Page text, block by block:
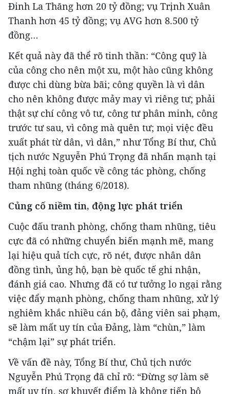
Đinh La Thăng hơn 20 tỷ đồng; vụ Trịnh Xuân
Thanh hơn 45 tỷ đồng; vụ AVG hơn 8.500 tỷ
đồng…
Kết quả này đã thể rõ tinh thần: “Công quỹ là
của công cho nên một xu, một hào cũng không
được chi dùng bừa bãi; công quyền là vì dân
cho nên không được mảy may vì riêng tư; phải
thật sự chí công vô tư, công tư phân minh, công
trước tư sau, vì công mà quên tư; mọi việc đều
xuất phát từ dân, vì dân,” như Tổng Bí thư, Chủ
tịch nước Nguyễn Phú Trọng đã nhấn mạnh tại
Hội nghị toàn quốc về công tác phòng, chống
tham nhũng (tháng 6/2018).
Củng cố niềm tin, động lực phát triển
Cuộc đấu tranh phòng, chống tham nhũng, tiêu
cực đã có những chuyển biến mạnh mẽ, mang
lại hiệu quả tích cực, rõ nét, được nhân dân
đồng tình, ủng hộ, bạn bè quốc tế ghi nhận,
đánh giá cao. Nhưng đã có tư tưởng lo ngại rằng
việc đẩy mạnh phòng, chống tham nhũng, xử lý
nghiêm khắc nhiều cán bộ, đảng viên sai phạm,
sẽ làm mất uy tín của Đảng, làm “chùn,” làm
“chậm lại” sự phát triển.
Về vấn đề này, Tổng Bí thư, Chủ tịch nước
Nguyễn Phú Trọng đã chỉ rõ: “Đừng sợ làm sẽ
mất uy tín, sợ khuyết điểm là không tiến bộ